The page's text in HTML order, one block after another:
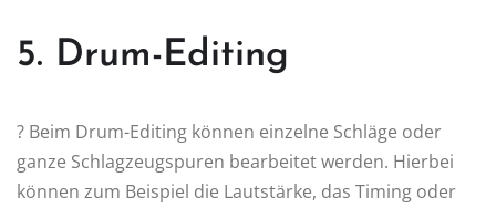
5. Drum-Editing
? Beim Drum-Editing können einzelne Schläge oder
ganze Schlagzeugspuren bearbeitet werden. Hierbei
können zum Beispiel die Lautstärke, das Timing oder